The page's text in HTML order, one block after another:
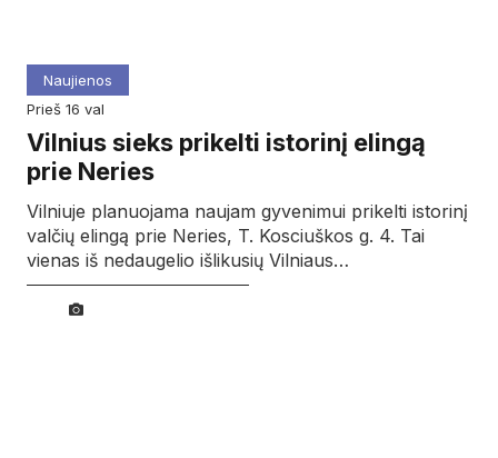
Naujienos
prieš 16 val
Vilnius sieks prikelti istorinį elingą
prie Neries
Vilniuje planuojama naujam gyvenimui prikelti istorinį
valčių elingą prie Neries, T. Kosciuškos g. 4. Tai
vienas iš nedaugelio išlikusių Vilniaus…